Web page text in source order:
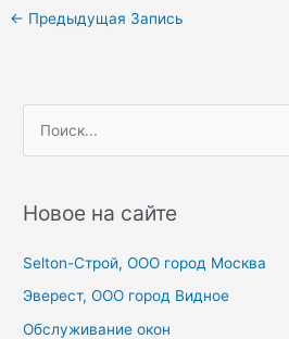
Навигация
← Предыдущая Запись
с
:
Новое на сайте
Selton-Строй, OOO город Москва
Эверест, ООО город Видное
Обслуживание окон